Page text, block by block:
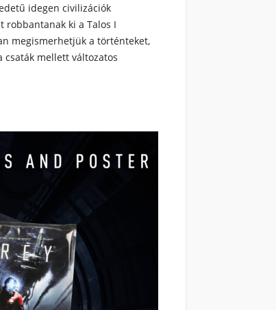
idegen civilizációk
robbantanak ki a Talos I
megismerhetjük a történteket,
csaták mellett változatos